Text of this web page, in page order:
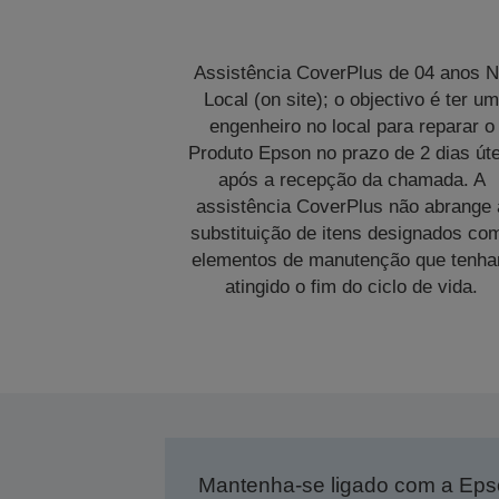
Assistência CoverPlus de 04 anos
Local (on site); o objectivo é ter um
engenheiro no local para reparar o
Produto Epson no prazo de 2 dias
após a recepção da chamada. A
assistência CoverPlus não abrange
substituição de itens designados
elementos de manutenção que
atingido o fim do ciclo de vida.
Mantenha-se ligado com a